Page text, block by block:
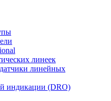
линеек
линейных
индикации (DRO)